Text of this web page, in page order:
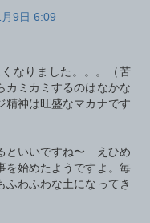
9日 6:09
なりました。。。（苦
カミカミするのはなかな
精神は旺盛なマカナです
といいですね〜 えひめ
を始めたようですよ。毎
ふわふわな土になってき